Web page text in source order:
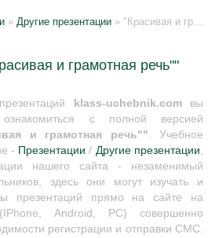
» Другие презентации » "Красивая и грамотная речь"
и грамотная речь""
klass-uchebnik.comвы
с полной версией
и грамотная речь"". Учебное
- Презентации / Другие презентации,
нашего сайта - незаменимый
здесь они могут изучать и
презентаций прямо на сайте на
Android, PC) совершенно
регистрации и отправки СМС.